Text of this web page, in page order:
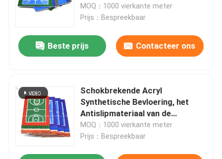
het Bevloeringsstadion
MOQ：1000 vierkante meter
Prijs：Bespreekbaar
Beste prijs Contacteer ons
Schokbrekende Acryl
Synthetische Bevloering, het
Antislipmateriaal van de
Tennisbaanvloer
MOQ：1000 vierkante meter
Prijs：Bespreekbaar